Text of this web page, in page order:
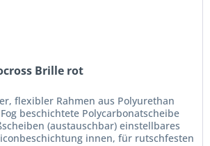
Brille rot
flexibler Rahmen aus Polyurethan
beschichtete Polycarbonatscheibe
(austauschbar) einstellbares
innen, für rutschfesten